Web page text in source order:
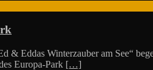
& Eddas Winterzauber am See“
Europa-Park […]